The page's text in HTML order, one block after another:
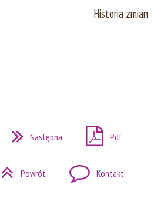
Historia zmian
Następna Pdf
Powrót Kontakt